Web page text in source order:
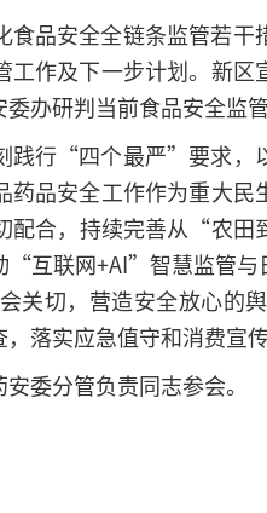
品安全全链条监管若
作及下一步计划。新
办研判当前食品安全监
践行“四个最严”要求
品安全工作作为重大民
配合，持续完善从“农
互联网+AI”智慧监管
关切，营造安全放心
落实应急值守和消费宣传
委分管负责同志参会。